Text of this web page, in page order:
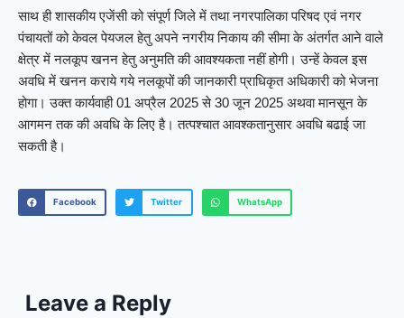
साथ ही शासकीय एजेंसी को संपूर्ण जिले में तथा नगरपालिका परिषद एवं नगर
पंचायतों को केवल पेयजल हेतु अपने नगरीय निकाय की सीमा के अंतर्गत आने वाले
क्षेत्र में नलकूप खनन हेतु अनुमति की आवश्यकता नहीं होगी। उन्हें केवल इस
अवधि में खनन कराये गये नलकूपों की जानकारी प्राधिकृत अधिकारी को भेजना
होगा। उक्त कार्यवाही 01 अप्रैल 2025 से 30 जून 2025 अथवा मानसून के
आगमन तक की अवधि के लिए है। तत्पश्चात आवश्कतानुसार अवधि बढाई जा
सकती है।
Facebook Twitter WhatsApp
Leave a Reply